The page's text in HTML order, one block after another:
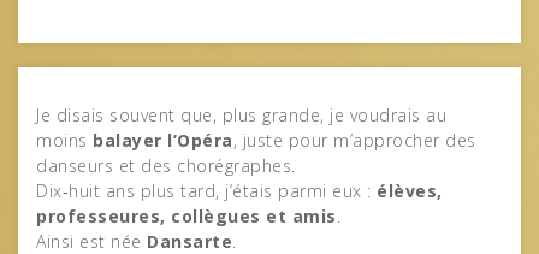
Je disais souvent que, plus grande, je voudrais au
moins balayer l’Opéra, juste pour m’approcher des
danseurs et des chorégraphes.
Dix‑huit ans plus tard, j’étais parmi eux : élèves,
professeures, collègues et amis.
Ainsi est née Dansarte.